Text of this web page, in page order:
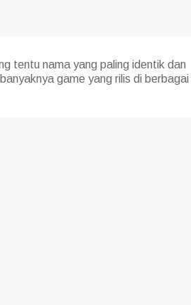
tentu nama yang paling identik dan
game yang rilis di berbagai